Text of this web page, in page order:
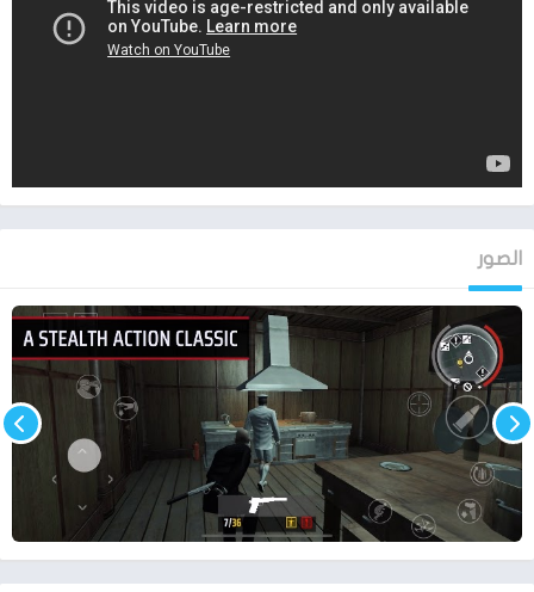
الصور